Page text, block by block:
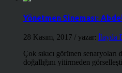
Yönetmen Sineması:
28 Kasım, 2017 / yazar: İlayda
Çok sıkıcı görünen
doğallığını yitirmeden